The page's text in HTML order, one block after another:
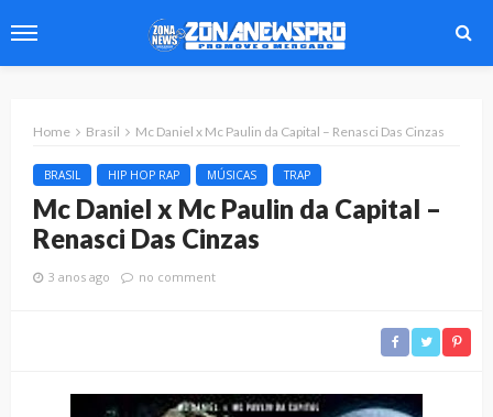
Home Brasil Mc Daniel x Mc Paulin da Capital – Renasci Das Cinzas
BRASIL HIP HOP RAP MÚSICAS TRAP
Mc Daniel x Mc Paulin da Capital –
Renasci Das Cinzas
3 anos ago no comment